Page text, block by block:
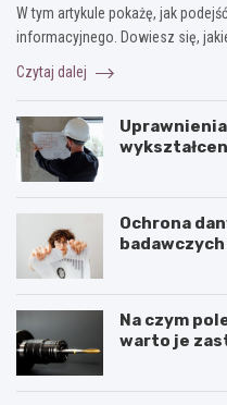
W tym artykule pokażę, jak
informacyjnego. Dowiesz się,
Czytaj dalej
Ochrona
Na czym
warto je